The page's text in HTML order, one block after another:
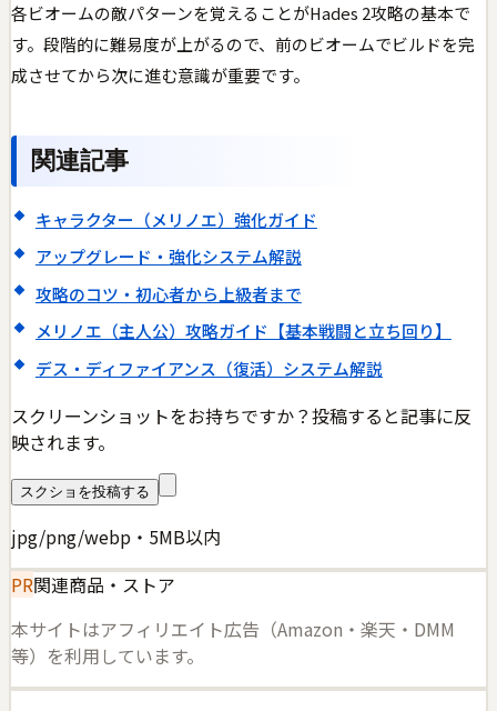
各ビオームの敵パターンを覚えることがHades 2攻略の基本で
す。段階的に難易度が上がるので、前のビオームでビルドを完
成させてから次に進む意識が重要です。
関連記事
キャラクター（メリノエ）強化ガイド
アップグレード・強化システム解説
攻略のコツ・初心者から上級者まで
メリノエ（主人公）攻略ガイド【基本戦闘と立ち回り】
デス・ディファイアンス（復活）システム解説
スクリーンショットをお持ちですか？投稿すると記事に反
映されます。
スクショを投稿する
jpg/png/webp・5MB以内
PR関連商品・ストア
本サイトはアフィリエイト広告（Amazon・楽天・DMM
等）を利用しています。